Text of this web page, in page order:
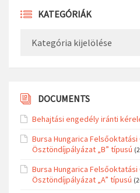
KATEGÓRIÁK
DOCUMENTS
Behajtási engedély iránti
Bursa Hungarica
Ösztöndíjpályázat „B” típusú
Bursa Hungarica
Ösztöndíjpályázat „A” típusú